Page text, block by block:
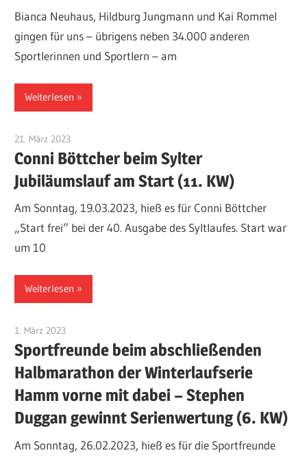
Bianca Neuhaus, Hildburg Jungmann und Kai Rommel
gingen für uns – übrigens neben 34.000 anderen
Sportlerinnen und Sportlern – am
Weiterlesen
21. März 2023
Conni Böttcher beim Sylter
Jubiläumslauf am Start (11. KW)
Am Sonntag, 19.03.2023, hieß es für Conni Böttcher
„Start frei“ bei der 40. Ausgabe des Syltlaufes. Start war
um 10
Weiterlesen
1. März 2023
Sportfreunde beim abschließenden
Halbmarathon der Winterlaufserie
Hamm vorne mit dabei – Stephen
Duggan gewinnt Serienwertung (6. KW)
Am Sonntag, 26.02.2023, hieß es für die Sportfreunde